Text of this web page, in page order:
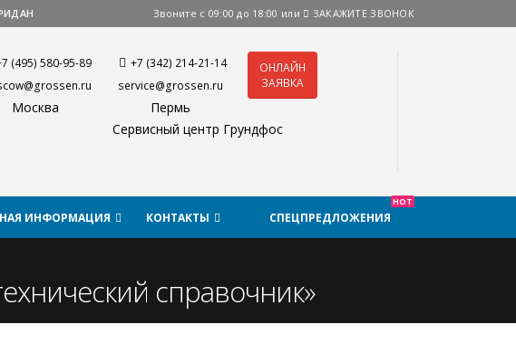
Звоните с 09:00 до 18:00 или ЗАКАЖИТЕ ЗВОНОК
(495) 580-95-89
Москва
+7 (342) 214-21-14
service@grossen.ru
Пермь
Сервисный центр Грундфос
ОНЛАЙН
ЗАЯВКА
ИНФОРМАЦИЯ КОНТАКТЫ СПЕЦПРЕДЛОЖЕНИЯ
HOT
справочник»